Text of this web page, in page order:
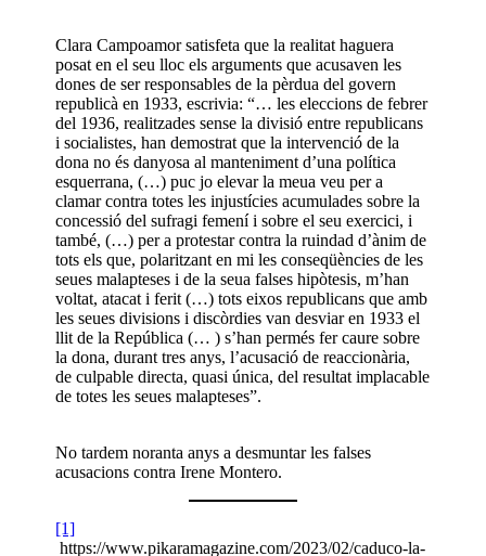
Clara Campoamor satisfeta que la realitat haguera
posat en el seu lloc els arguments que acusaven les
dones de ser responsables de la pèrdua del govern
republicà en 1933, escrivia: “… les eleccions de febrer
del 1936, realitzades sense la divisió entre republicans
i socialistes, han demostrat que la intervenció de la
dona no és danyosa al manteniment d’una política
esquerrana, (…) puc jo elevar la meua veu per a
clamar contra totes les injustícies acumulades sobre la
concessió del sufragi femení i sobre el seu exercici, i
també, (…) per a protestar contra la ruindad d’ànim de
tots els que, polaritzant en mi les conseqüències de les
seues malapteses i de la seua falses hipòtesis, m’han
voltat, atacat i ferit (…) tots eixos republicans que amb
les seues divisions i discòrdies van desviar en 1933 el
llit de la República (… ) s’han permés fer caure sobre
la dona, durant tres anys, l’acusació de reaccionària,
de culpable directa, quasi única, del resultat implacable
de totes les seues malapteses”.
No tardem noranta anys a desmuntar les falses
acusacions contra Irene Montero.
[1]
https://www.pikaramagazine.com/2023/02/caduco-la-